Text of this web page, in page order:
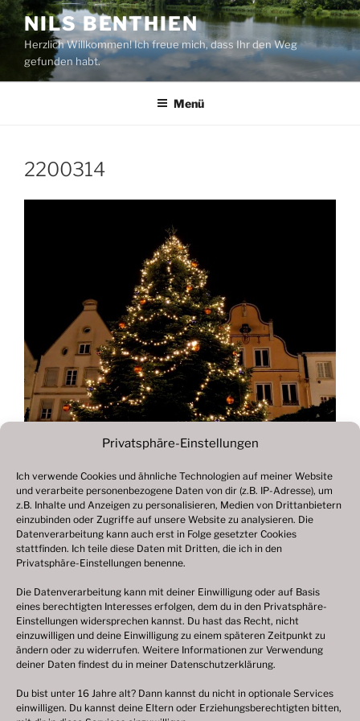
Privatsphäre-Einstellungen
Ich verwende Cookies und ähnliche Technologien auf meiner Website
und verarbeite personenbezogene Daten von dir (z.B. IP-Adresse), um
z.B. Inhalte und Anzeigen zu personalisieren, Medien von Drittanbietern
einzubinden oder Zugriffe auf unsere Website zu analysieren. Die
Datenverarbeitung kann auch erst in Folge gesetzter Cookies
stattfinden. Ich teile diese Daten mit Dritten, die ich in den
Privatsphäre-Einstellungen benenne.
Die Datenverarbeitung kann mit deiner Einwilligung oder auf Basis
eines berechtigten Interesses erfolgen, dem du in den Privatsphäre-
Einstellungen widersprechen kannst. Du hast das Recht, nicht
einzuwilligen und deine Einwilligung zu einem späteren Zeitpunkt zu
ändern oder zu widerrufen. Weitere Informationen zur Verwendung
deiner Daten findest du in meiner Datenschutzerklärung.
Du bist unter 16 Jahre alt? Dann kannst du nicht in optionale Services
einwilligen. Du kannst deine Eltern oder Erziehungsberechtigten bitten,
Zum
Inhalt
springen
NILS BENTHIEN
Herzlich Willkommen! Ich freue mich, dass Ihr den Weg
gefunden habt.
Menü
2200314
Beitragsnavigation
Vorheriger
Beitrag
Fotogalerie 2022
© 2003 – 2025 nilsbenthien.de,Datenschutzerklärung
|Cookie-Richtlinie EU|Impressum